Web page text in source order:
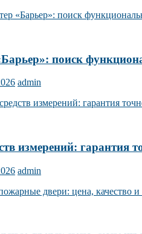
поиск
admin
измерений: гарантия
admin